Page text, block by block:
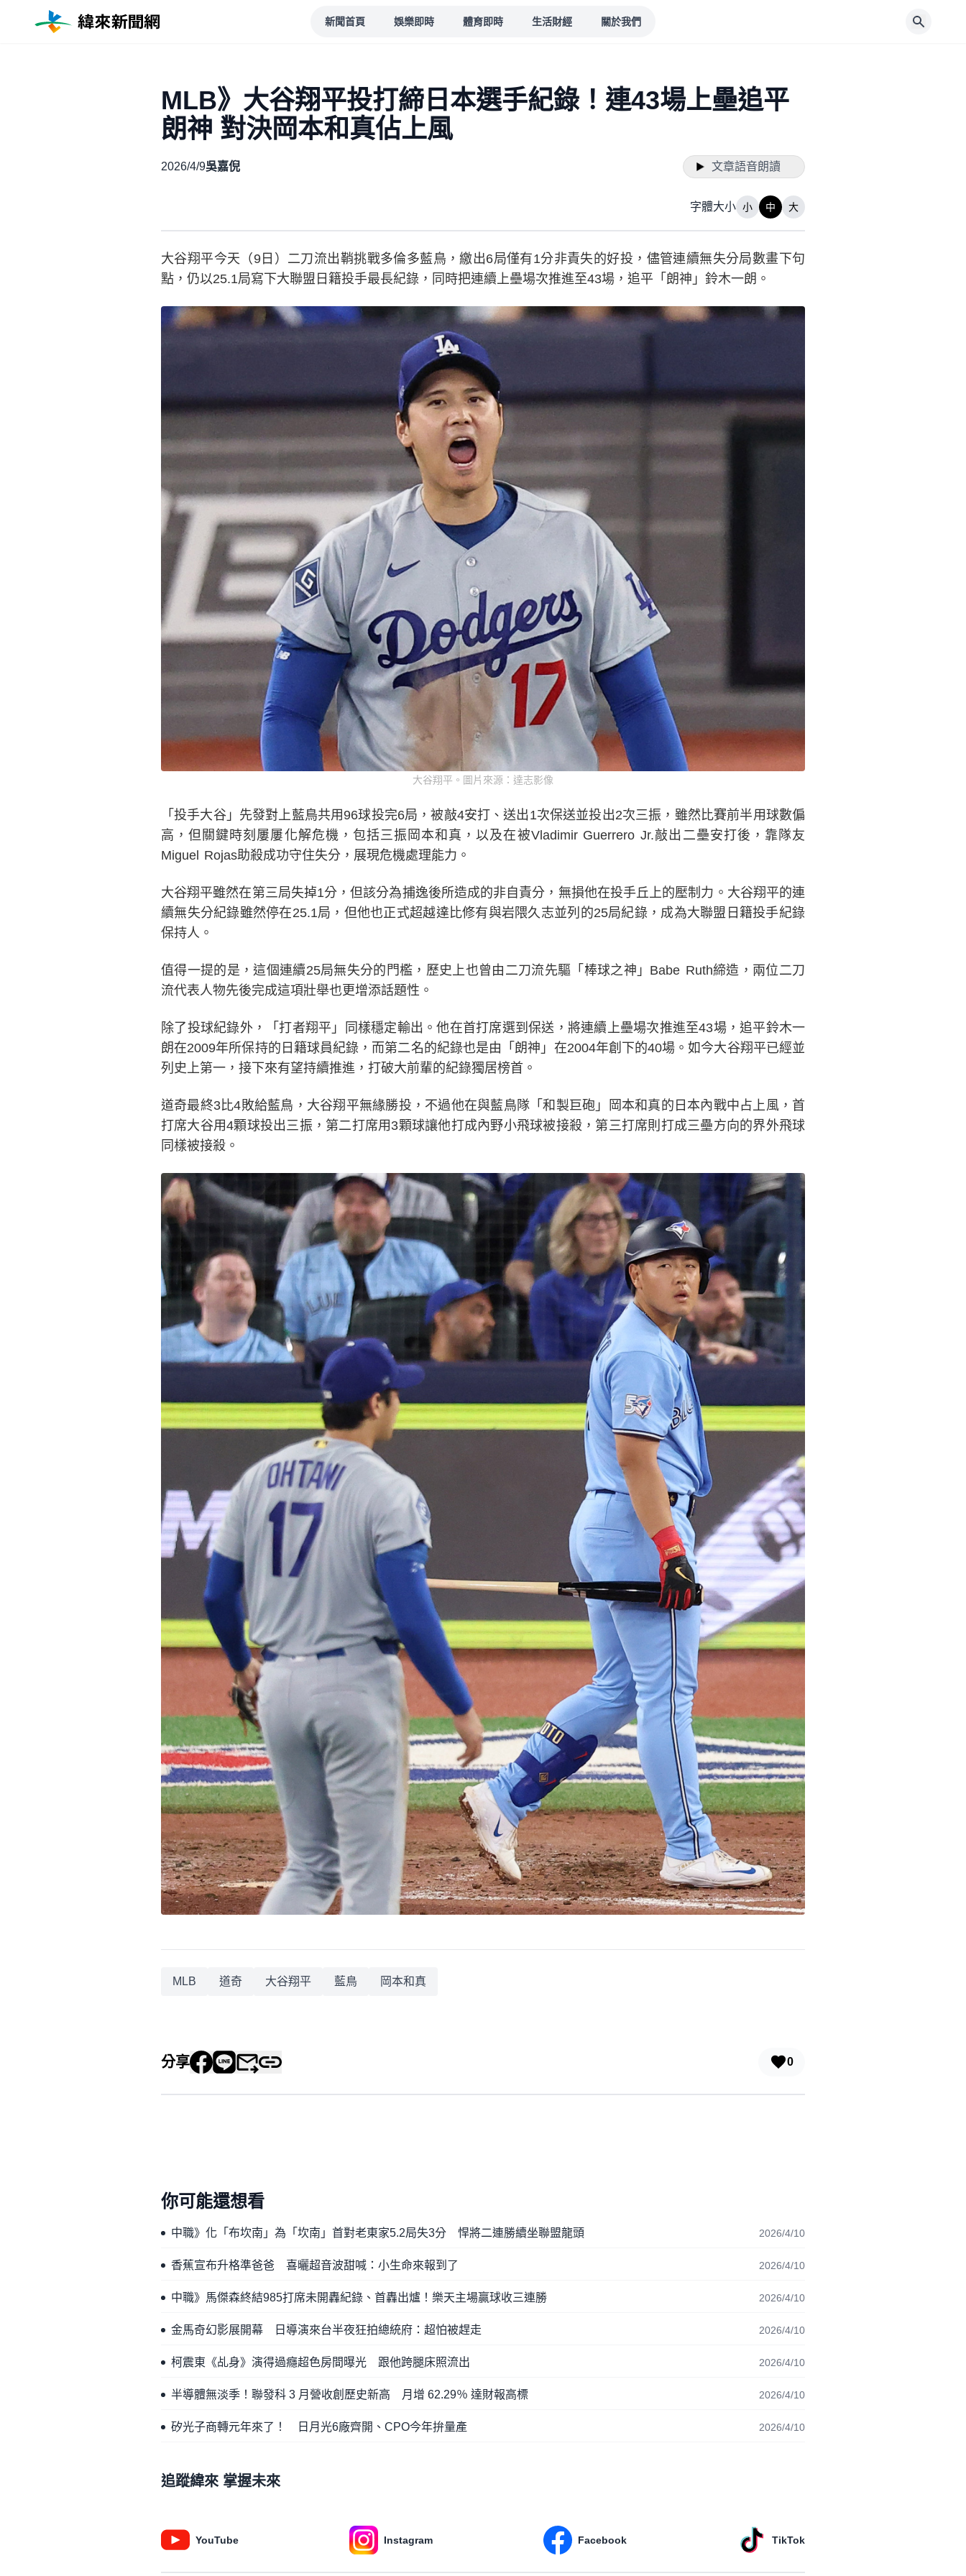
新聞首頁 娛樂即時 體育即時 生活財經 關於我們
MLB》大谷翔平投打締日本選手紀錄！連43場上壘追平
朗神 對決岡本和真佔上風
2026/4/9吳嘉倪 文章語音朗讀
字體大小 小 中 大
大谷翔平今天（9日）二刀流出鞘挑戰多倫多藍鳥，繳出6局僅有1分非責失的好投，儘管連續無失分局數畫下句
點，仍以25.1局寫下大聯盟日籍投手最長紀錄，同時把連續上壘場次推進至43場，追平「朗神」鈴木一朗。
大谷翔平。圖片來源：達志影像
「投手大谷」先發對上藍鳥共用96球投完6局，被敲4安打、送出1次保送並投出2次三振，雖然比賽前半用球數偏
高，但關鍵時刻屢屢化解危機，包括三振岡本和真，以及在被Vladimir Guerrero Jr.敲出二壘安打後，靠隊友
Miguel Rojas助殺成功守住失分，展現危機處理能力。
大谷翔平雖然在第三局失掉1分，但該分為捕逸後所造成的非自責分，無損他在投手丘上的壓制力。大谷翔平的連
續無失分紀錄雖然停在25.1局，但他也正式超越達比修有與岩隈久志並列的25局紀錄，成為大聯盟日籍投手紀錄
保持人。
值得一提的是，這個連續25局無失分的門檻，歷史上也曾由二刀流先驅「棒球之神」Babe Ruth締造，兩位二刀
流代表人物先後完成這項壯舉也更增添話題性。
除了投球紀錄外，「打者翔平」同樣穩定輸出。他在首打席選到保送，將連續上壘場次推進至43場，追平鈴木一
朗在2009年所保持的日籍球員紀錄，而第二名的紀錄也是由「朗神」在2004年創下的40場。如今大谷翔平已經並
列史上第一，接下來有望持續推進，打破大前輩的紀錄獨居榜首。
道奇最終3比4敗給藍鳥，大谷翔平無緣勝投，不過他在與藍鳥隊「和製巨砲」岡本和真的日本內戰中占上風，首
打席大谷用4顆球投出三振，第二打席用3顆球讓他打成內野小飛球被接殺，第三打席則打成三壘方向的界外飛球
同樣被接殺。
MLB 道奇 大谷翔平 藍鳥 岡本和真
分享 0
你可能還想看
中職》化「布坎南」為「坎南」首對老東家5.2局失3分 悍將二連勝續坐聯盟龍頭 2026/4/10
香蕉宣布升格準爸爸 喜曬超音波甜喊：小生命來報到了 2026/4/10
中職》馬傑森終結985打席未開轟紀錄、首轟出爐！樂天主場贏球收三連勝 2026/4/10
金馬奇幻影展開幕 日導演來台半夜狂拍總統府：超怕被趕走 2026/4/10
柯震東《乩身》演得過癮超色房間曝光 跟他跨腿床照流出 2026/4/10
半導體無淡季！聯發科 3 月營收創歷史新高 月增 62.29％ 達財報高標 2026/4/10
矽光子商轉元年來了！ 日月光6廠齊開、CPO今年拚量產 2026/4/10
追蹤緯來 掌握未來
YouTube Instagram Facebook TikTok